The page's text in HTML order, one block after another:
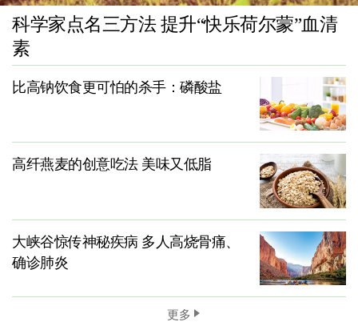
科学家点名三方法 提升“快乐荷尔蒙”血清
素
比高钠饮食更可怕的杀手：磷酸盐
高纤燕麦的创意吃法 美味又低脂
大峡谷惊传神秘疾病 多人高烧骨痛、
确诊肺炎
更多